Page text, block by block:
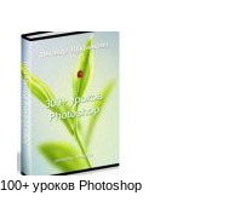
100+ уроков Photoshop